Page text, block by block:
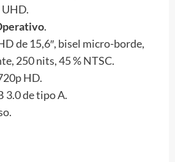
.
de 15,6″, bisel micro-borde,
250 nits, 45 % NTSC.
HD.
3.0 de tipo A.